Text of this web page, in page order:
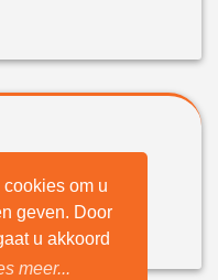
om u
geven. Door
u akkoord
meer...